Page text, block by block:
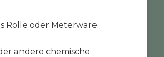
Rolle oder Meterware.
andere chemische